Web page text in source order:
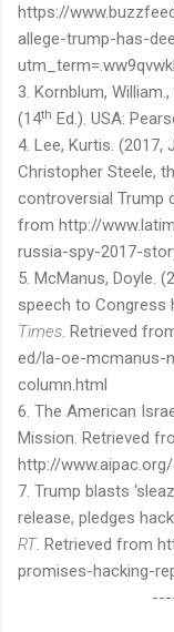
https://
allege-trump-has-
3. Kornblum,
(14th Ed.). USA:
4. Lee, Kurtis. (2017,
Christopher Steele,
controversial Trump
from http://
russia-spy-2017-
5. McManus, Doyle.
speech to Congress
Times. Retrieved
ed/la-oe-mcmanus-
column.html
6. The American
Mission. Retrieved
http://
7. Trump blasts
release, pledges
RT. Retrieved from
promises-hacking-